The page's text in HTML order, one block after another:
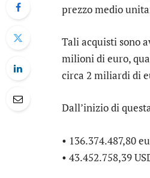
prezzo medio
Tali acquisti sono
milioni di euro,
circa 2 miliardi di
Dall’inizio di
• 136.374.487,80
• 43.452.758,39